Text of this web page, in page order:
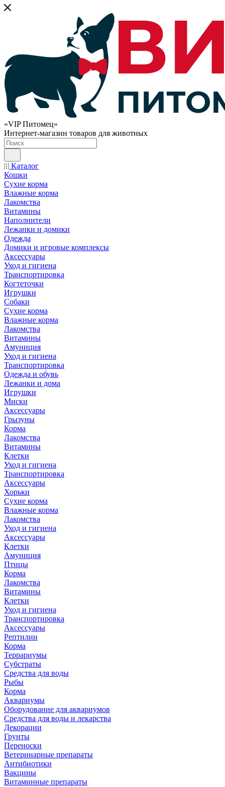
«VIP Питомец»
Интернет-магазин товаров для животных
Каталог
Кошки
Сухие корма
Влажные корма
Лакомства
Витамины
Наполнители
Лежанки и домики
Одежда
Домики и игровые комплексы
Аксессуары
Уход и гигиена
Транспортировка
Когтеточки
Игрушки
Собаки
Сухие корма
Влажные корма
Лакомства
Витамины
Амуниция
Уход и гигиена
Транспортировка
Одежда и обувь
Лежанки и дома
Игрушки
Миски
Аксессуары
Грызуны
Корма
Лакомства
Витамины
Клетки
Уход и гигиена
Транспортировка
Аксессуары
Хорьки
Сухие корма
Влажные корма
Лакомства
Уход и гигиена
Аксессуары
Клетки
Амуниция
Птицы
Корма
Лакомства
Витамины
Клетки
Уход и гигиена
Транспортировка
Аксессуары
Рептилии
Корма
Террариумы
Субстраты
Средства для воды
Рыбы
Корма
Аквариумы
Оборудование для аквариумов
Средства для воды и лекарства
Декорации
Грунты
Переноски
Ветеринарные препараты
Антибиотики
Вакцины
Витаминные препараты